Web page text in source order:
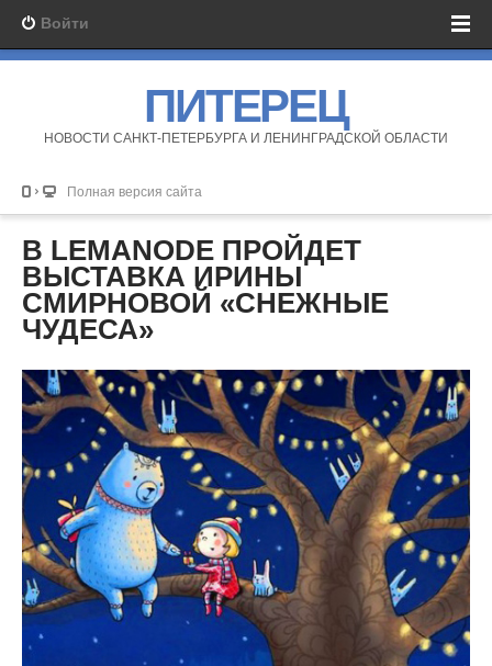
Войти
ПИТЕРЕЦ
НОВОСТИ САНКТ-ПЕТЕРБУРГА И ЛЕНИНГРАДСКОЙ ОБЛАСТИ
Полная версия сайта
В LEMANODE ПРОЙДЕТ
ВЫСТАВКА ИРИНЫ
СМИРНОВОЙ «СНЕЖНЫЕ
ЧУДЕСА»